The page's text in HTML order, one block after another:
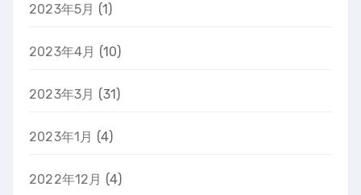
2023年5月 (1)
2023年4月 (10)
2023年3月 (31)
2023年1月 (4)
2022年12月 (4)